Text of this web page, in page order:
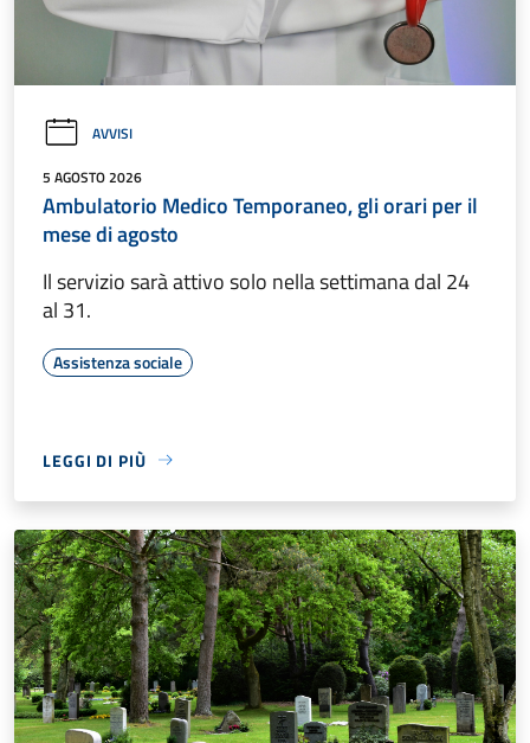
AVVISI
5 AGOSTO 2026
Ambulatorio Medico Temporaneo, gli orari per il
mese di agosto
Il servizio sarà attivo solo nella settimana dal 24
al 31.
Assistenza sociale
LEGGI DI PIÙ